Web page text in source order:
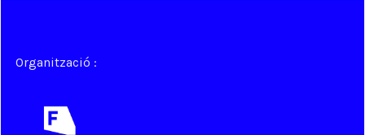
Organització :